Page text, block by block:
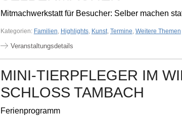
Mitmachwerkstatt für Besucher: Selber machen
Kategorien: Familien, Highlights, Kunst, Termine, Weitere Themen
Veranstaltungsdetails
MINI-TIERPFLEGER IM
SCHLOSS TAMBACH
Ferienprogramm